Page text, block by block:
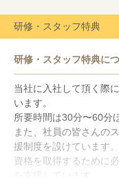
研修・スタッフ特典
研修・スタッフ特典に
当社に入社して頂く際
います。
所要時間は30分〜60分
また、社員の皆さんの
援制度を設けています。
資格を取得するために